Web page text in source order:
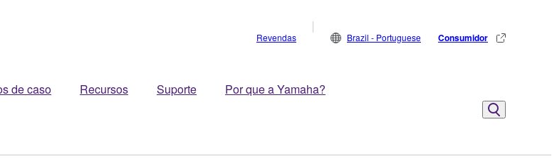
de caso Recursos Suporte Por que a Yamaha?
Revendas Brazil - Portuguese Consumidor